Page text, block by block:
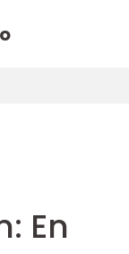
En